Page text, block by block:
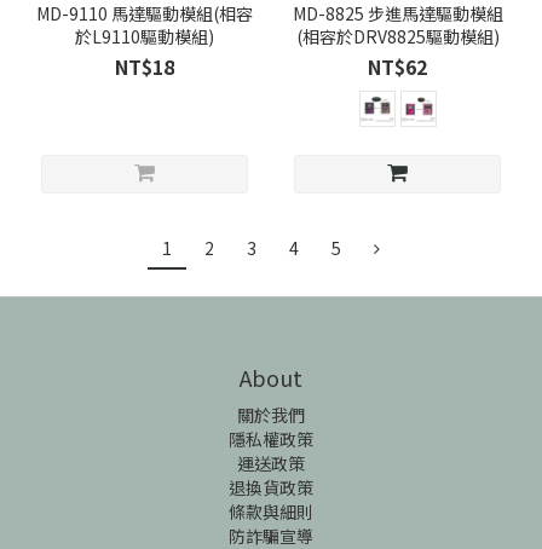
MD-9110 馬達驅動模組(相容
於L9110驅動模組)
NT$18
MD-8825 步進馬達驅動模組
(相容於DRV8825驅動模組)
NT$62
1 2 3 4 5
About
關於我們
隱私權政策
運送政策
退換貨政策
條款與細則
防詐騙宣導